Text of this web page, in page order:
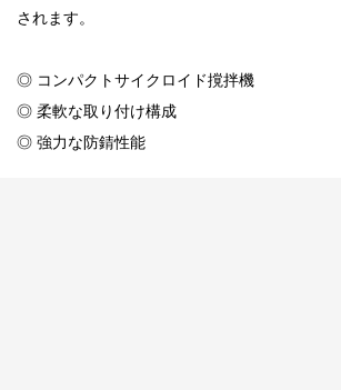
されます。
◎ コンパクトサイクロイド撹拌機
◎ 柔軟な取り付け構成
◎ 強力な防錆性能